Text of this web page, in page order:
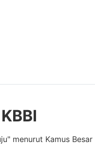
menurut Kamus Besar